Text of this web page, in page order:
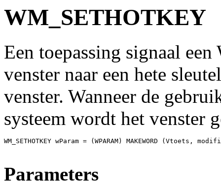
WM_SETHOTKEY
Een toepassing signaal
venster naar een hete
venster. Wanneer de
systeem wordt het venster
WM_SETHOTKEY wParam = (WPARAM)
Parameters